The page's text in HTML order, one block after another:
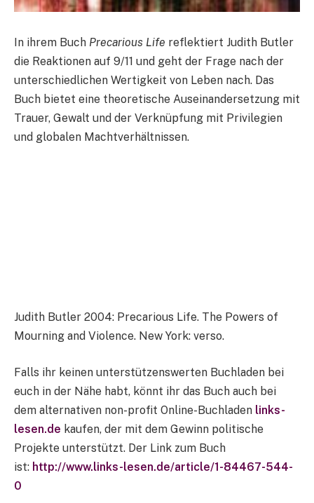
In ihrem Buch Precarious Life reflektiert Judith Butler
die Reaktionen auf 9/11 und geht der Frage nach der
unterschiedlichen Wertigkeit von Leben nach. Das
Buch bietet eine theoretische Auseinandersetzung mit
Trauer, Gewalt und der Verknüpfung mit Privilegien
und globalen Machtverhältnissen.
Judith Butler 2004: Precarious Life. The Powers of
Mourning and Violence. New York: verso.
Falls ihr keinen unterstützenswerten Buchladen bei
euch in der Nähe habt, könnt ihr das Buch auch bei
dem alternativen non-profit Online-Buchladen links-
lesen.de kaufen, der mit dem Gewinn politische
Projekte unterstützt. Der Link zum Buch
ist: http://www.links-lesen.de/article/1-84467-544-
0